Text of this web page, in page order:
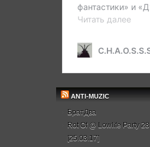
ANTI-MUZIC
БратДва
Rot Of @ Lowlife Party 28
[25.03.17]